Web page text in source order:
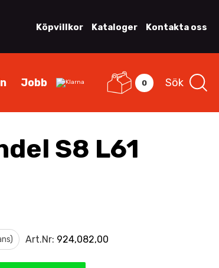
Köpvillkor Kataloger Kontakta oss
Jobb 0 Sök
S8 L61
Art.Nr: 924,082,00